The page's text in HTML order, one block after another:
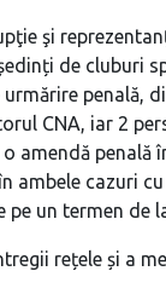
şi
de cluburi
penală,
CNA, iar 2
amendă penală
ambele cazuri
un termen de
rețele și a